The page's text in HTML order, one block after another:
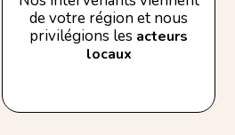
de votre région et nous
privilégions les acteurs
locaux